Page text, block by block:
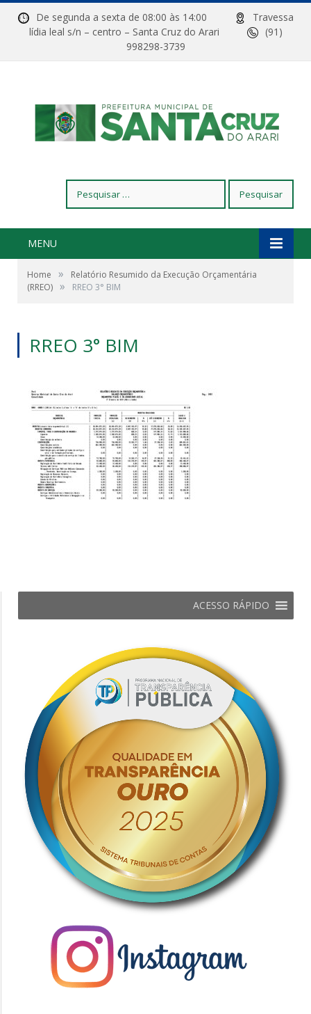
De segunda a sexta de 08:00 às 14:00
Travessa
lídia leal s/n – centro – Santa Cruz do Arari
(91)
998298-3739
por:
MENU
Home »
Relatório Resumido da Execução Orçamentária
(RREO) » RREO 3° BIM
RREO 3° BIM
ACESSO RÁPIDO